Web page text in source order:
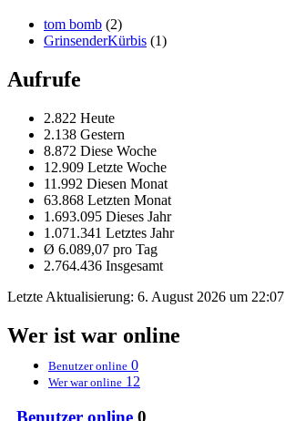
tom bomb (2)
GrinsenderKürbis (1)
Aufrufe
2.822 Heute
2.138 Gestern
8.872 Diese Woche
12.909 Letzte Woche
11.992 Diesen Monat
63.868 Letzten Monat
1.693.095 Dieses Jahr
1.071.341 Letztes Jahr
Ø 6.089,07 pro Tag
2.764.436 Insgesamt
Letzte Aktualisierung: 6. August 2026 um 22:07
Wer ist war online
Benutzer online 0
Wer war online 12
Benutzer online 0